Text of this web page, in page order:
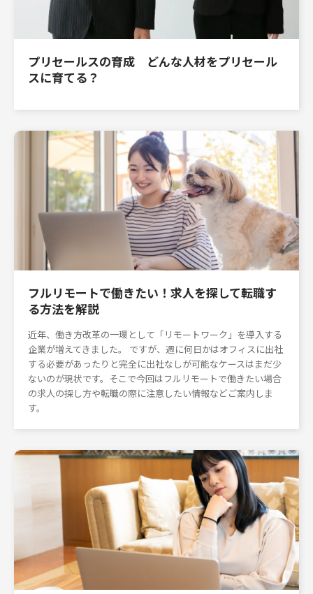
プリセールスの育成 どんな人材をプリセール
スに育てる？
フルリモートで働きたい！求人を探して転職す
る方法を解説
近年、働き方改革の一環として「リモートワーク」を導入する
企業が増えてきました。 ですが、週に何日かはオフィスに出社
する必要があったりと完全に出社なしが可能なケースはまだ少
ないのが現状です。そこで今回はフルリモートで働きたい場合
の求人の探し方や転職の際に注意したい情報などご案内しま
す。